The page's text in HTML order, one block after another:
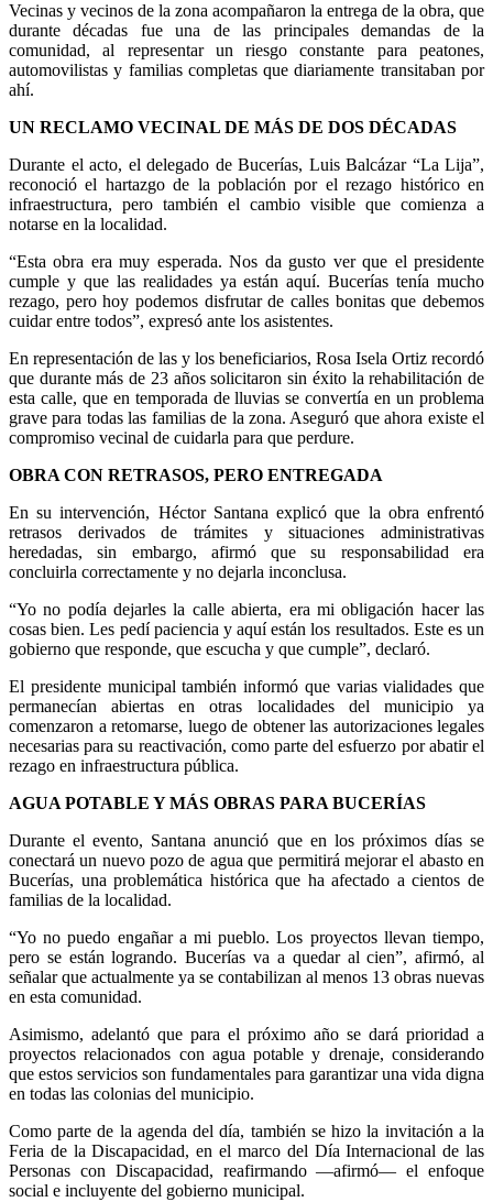
Vecinas y vecinos de la zona acompañaron la entrega de la obra, que
durante décadas fue una de las principales demandas de la
comunidad, al representar un riesgo constante para peatones,
automovilistas y familias completas que diariamente transitaban por
ahí.
UN RECLAMO VECINAL DE MÁS DE DOS DÉCADAS
Durante el acto, el delegado de Bucerías, Luis Balcázar “La Lija”,
reconoció el hartazgo de la población por el rezago histórico en
infraestructura, pero también el cambio visible que comienza a
notarse en la localidad.
“Esta obra era muy esperada. Nos da gusto ver que el presidente
cumple y que las realidades ya están aquí. Bucerías tenía mucho
rezago, pero hoy podemos disfrutar de calles bonitas que debemos
cuidar entre todos”, expresó ante los asistentes.
En representación de las y los beneficiarios, Rosa Isela Ortiz recordó
que durante más de 23 años solicitaron sin éxito la rehabilitación de
esta calle, que en temporada de lluvias se convertía en un problema
grave para todas las familias de la zona. Aseguró que ahora existe el
compromiso vecinal de cuidarla para que perdure.
OBRA CON RETRASOS, PERO ENTREGADA
En su intervención, Héctor Santana explicó que la obra enfrentó
retrasos derivados de trámites y situaciones administrativas
heredadas, sin embargo, afirmó que su responsabilidad era
concluirla correctamente y no dejarla inconclusa.
“Yo no podía dejarles la calle abierta, era mi obligación hacer las
cosas bien. Les pedí paciencia y aquí están los resultados. Este es un
gobierno que responde, que escucha y que cumple”, declaró.
El presidente municipal también informó que varias vialidades que
permanecían abiertas en otras localidades del municipio ya
comenzaron a retomarse, luego de obtener las autorizaciones legales
necesarias para su reactivación, como parte del esfuerzo por abatir el
rezago en infraestructura pública.
AGUA POTABLE Y MÁS OBRAS PARA BUCERÍAS
Durante el evento, Santana anunció que en los próximos días se
conectará un nuevo pozo de agua que permitirá mejorar el abasto en
Bucerías, una problemática histórica que ha afectado a cientos de
familias de la localidad.
“Yo no puedo engañar a mi pueblo. Los proyectos llevan tiempo,
pero se están logrando. Bucerías va a quedar al cien”, afirmó, al
señalar que actualmente ya se contabilizan al menos 13 obras nuevas
en esta comunidad.
Asimismo, adelantó que para el próximo año se dará prioridad a
proyectos relacionados con agua potable y drenaje, considerando
que estos servicios son fundamentales para garantizar una vida digna
en todas las colonias del municipio.
Como parte de la agenda del día, también se hizo la invitación a la
Feria de la Discapacidad, en el marco del Día Internacional de las
Personas con Discapacidad, reafirmando —afirmó— el enfoque
social e incluyente del gobierno municipal.